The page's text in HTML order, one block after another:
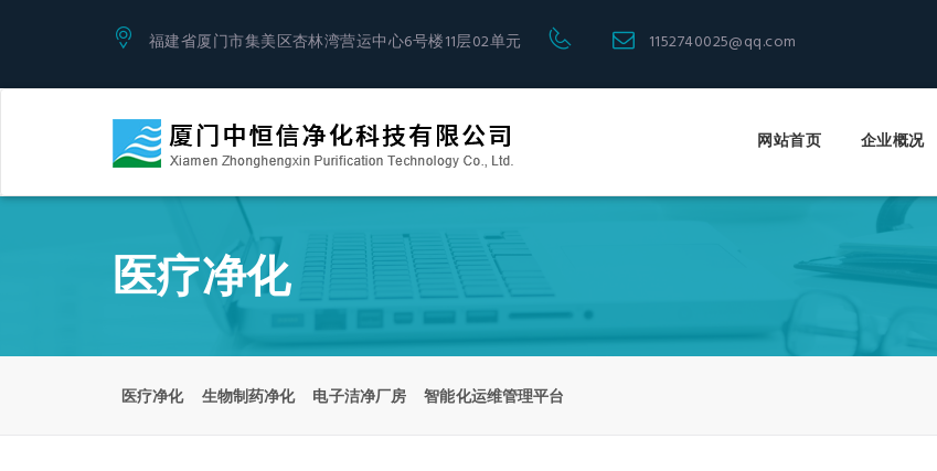
福建省厦门市集美区杏林湾营运中心6号楼11层02单元 1152740025@qq.com
网站首页
企业概况
医疗净化
医疗净化 生物制药净化 电子洁净厂房 智能化运维管理平台